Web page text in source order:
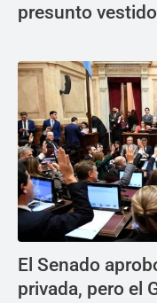
presunto
El Senado
privada, pero el